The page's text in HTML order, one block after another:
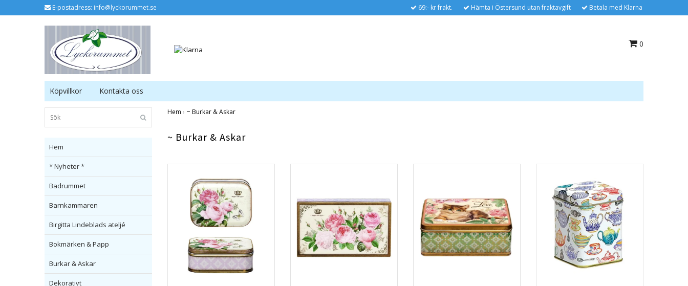
E-postadress: info@lyckorummet.se 69:- kr frakt. Hämta i Östersund utan fraktavgift Betala med Klarna
0
Köpvillkor Kontakta oss
Hem
* Nyheter *
Badrummet
Barnkammaren
Birgitta Lindeblads ateljé
Bokmärken & Papp
Burkar & Askar
Dekorativt
Hem › ~ Burkar & Askar
~ Burkar & Askar